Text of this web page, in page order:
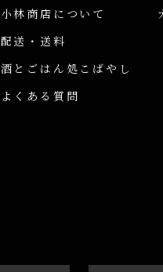
小林商店について
配送・送料
酒とごはん処こばやし
よくある質問